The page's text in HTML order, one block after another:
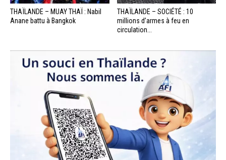
THAÏLANDE – MUAY THAÏ : Nabil
Anane battu à Bangkok
THAÏLANDE – SOCIÉTÉ : 10
millions d’armes à feu en
circulation...